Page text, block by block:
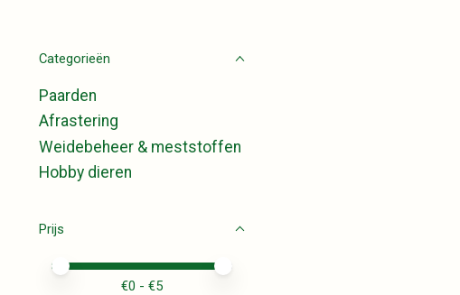
Categorieën
Paarden
Afrastering
Weidebeheer & meststoffen
Hobby dieren
Prijs
Minimale prijswaarde
Price maximum value
€0 - €5